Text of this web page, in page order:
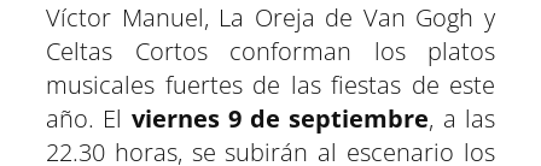
Víctor Manuel, La Oreja de Van Gogh y
Celtas Cortos conforman los platos
musicales fuertes de las fiestas de este
año. El viernes 9 de septiembre, a las
22.30 horas, se subirán al escenario los